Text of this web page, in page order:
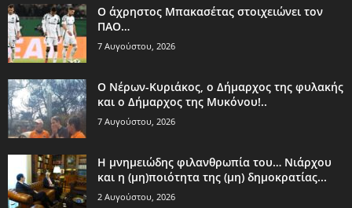
Ο άχρηστος Μπακασέτας στοιχειώνει τον
ΠΑΟ…
7 Αυγούστου, 2026
Ο Νέρων-Κυριάκος, o Δήμαρχος της φυλακής
και ο Δήμαρχος της Μυκόνου!..
7 Αυγούστου, 2026
Η μνημειώδης φιλανθρωπία του… Νιάρχου
και η (μη)ποιότητα της (μη) δημοκρατίας...
2 Αυγούστου, 2026